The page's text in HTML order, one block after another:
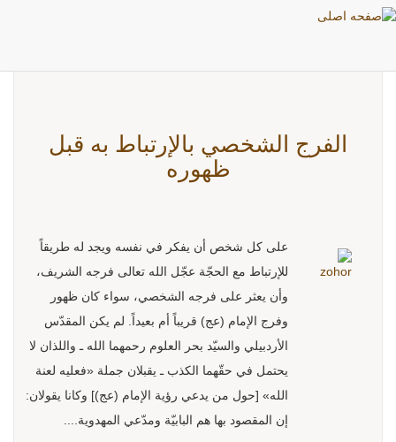
الفرج الشخصي بالإرتباط به قبل
ظهوره
على كل شخص أن يفكر في نفسه ويجد له طريقاً
للإرتباط مع الحجّة عجّل الله تعالى فرجه الشريف،
وأن يعثر على فرجه الشخصي، سواء كان ظهور
وفرج الإمام (عج) قريباً أم بعيداً. لم يكن المقدّس
الأردبيلي والسيّد بحر العلوم رحمهما الله ـ واللذان لا
يحتمل في حقّهما الكذب ـ يقبلان جملة «فعليه لعنة
الله» [حول من يدعي رؤية الإمام (عج)] وكانا يقولان:
إن المقصود بها هم البابيّة ومدّعي المهدوية....